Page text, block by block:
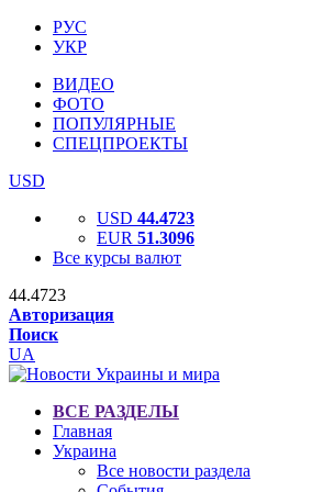
РУС
УКР
ВИДЕО
ФОТО
ПОПУЛЯРНЫЕ
СПЕЦПРОЕКТЫ
USD
USD 44.4723
EUR 51.3096
Все курсы валют
44.4723
Авторизация
Поиск
UA
ВСЕ РАЗДЕЛЫ
Главная
Украина
Все новости раздела